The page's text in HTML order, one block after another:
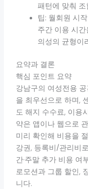
패턴에 맞춰
팁: 월회원 시
주간 이용 시
의성의 균형이
요약과 결론
핵심 포인트 요약
강남구의 여성전용
을 최우선으로 하며,
도 해지 수수료, 이용
약은 앱이나 웹으로
미리 확인해 비용을
강권, 등록비/관리비
간·주말 추가 비용 여
로모션과 그룹 할인,
니다.